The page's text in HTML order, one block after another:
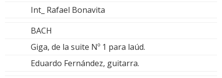
Int_ Rafael Bonavita
BACH
Giga, de la suite Nº 1 para laúd.
Eduardo Fernández, guitarra.